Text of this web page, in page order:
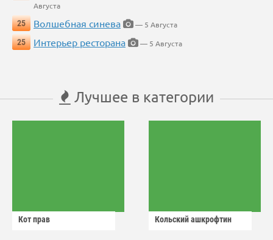
Августа
25
Волшебная синева
— 5 Августа
25
Интерьер ресторана — 5 Августа
Лучшее в категории
Кот прав Кольский ашкрофтин